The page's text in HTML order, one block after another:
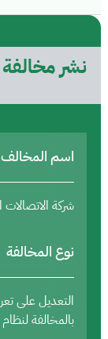
نشر مخالفة
اسم المخالف
شركة الاتصالات
نوع المخالفة
التعديل على
بالمخالفة